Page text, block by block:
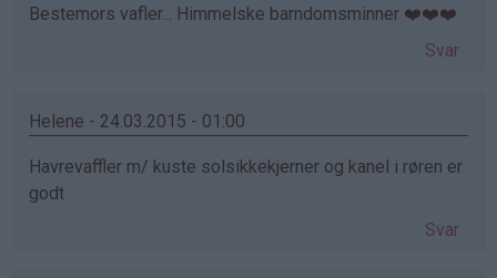
Bestemors vafler... Himmelske barndomsminner ❤️❤️❤️
Svar
Helene - 24.03.2015 - 01:00
Havrevaffler m/ kuste solsikkekjerner og kanel i røren er
godt
Svar